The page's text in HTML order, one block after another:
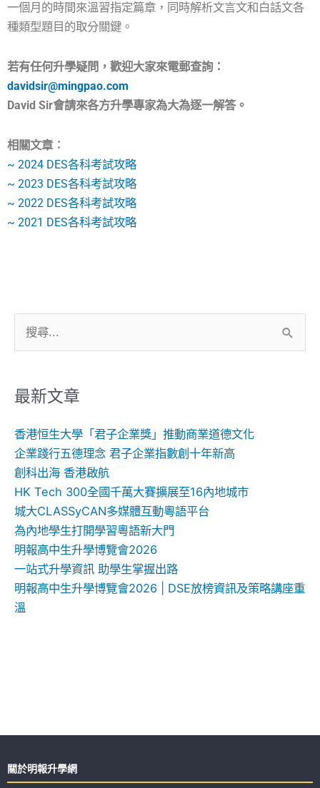
一個月的時間來溫習指定篇章，同時解析文言文和白話文各
種類型題目的取分關鍵。
若有任何升學疑問，歡迎大家來電郵查詢：
davidsir@mingpao.com
David Sir會請來各方升學專家為大為逐一解答。
相關文章︰
~ 2024 DES各科考試攻略
~ 2023 DES各科考試攻略
~ 2022 DES各科考試攻略
~ 2021 DES各科考試攻略
尋
鍵
最新文章
香港恒生大學「君子企業獎」推動商業道德文化
企業踐行五德理念 君子企業指數創十年新高
創科出海 香港啟航
HK Tech 300全國千萬大賽擴展至16內地城市
城大CLASSyCAN多媒體互動粵語平台
為內地學生打開學習粵語新大門
明報高中生升學博覽會2026
一站式升學資訊 助學生掌握出路
明報高中生升學博覽會2026 | DSE放榜資訊及策略講座重
溫
關於明報升學網